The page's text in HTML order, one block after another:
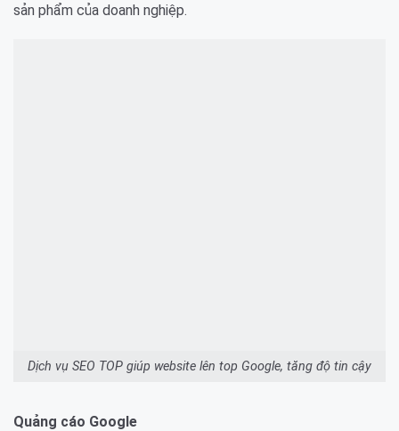
sản phẩm của doanh nghiệp.
Dịch vụ SEO TOP giúp website lên top Google, tăng độ tin cậy
Quảng cáo Google